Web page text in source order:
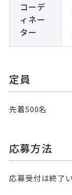
コーデ
ィネー
ター
定員
先着500名
応募方法
応募受付は終了